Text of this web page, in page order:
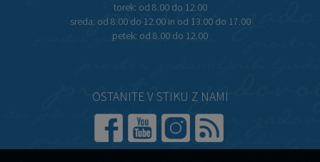
torek: od 8.00 do 12.00
sreda: od 8.00 do 12.00 in od 13.00 do 17.00
petek: od 8.00 do 12.00
OSTANITE V STIKU Z NAMI